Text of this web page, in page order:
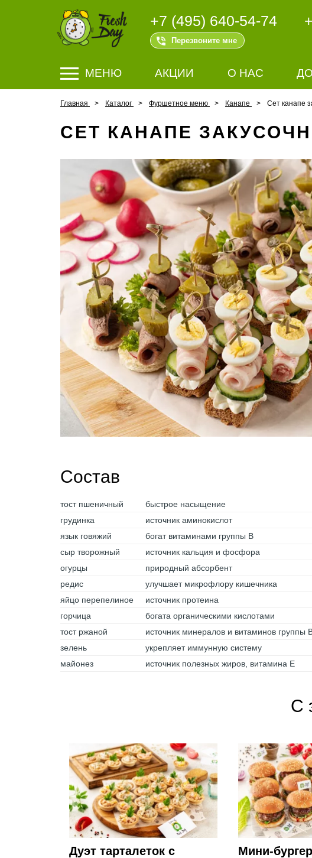
+7 (495) 640-54-74
Перезвоните мне
МЕНЮ АКЦИИ О НАС
Главная Каталог Фуршетное меню Канапе Сет канапе
СЕТ КАНАПЕ
Состав
тост пшеничный
быстрое насыщение
грудинка
источник аминокислот
язык говяжий
богат витаминами группы В
сыр творожный
источник кальция и фосфора
огурцы
природный абсорбент
редис
улучшает микрофлору кишечника
яйцо перепелиное
источник протеина
горчица
богата органическими кислотами
тост ржаной
источник минералов и витаминов группы
зелень
укрепляет иммунную систему
майонез
источник полезных жиров, витамина Е
С
Дуэт тарталеток с
Мини-